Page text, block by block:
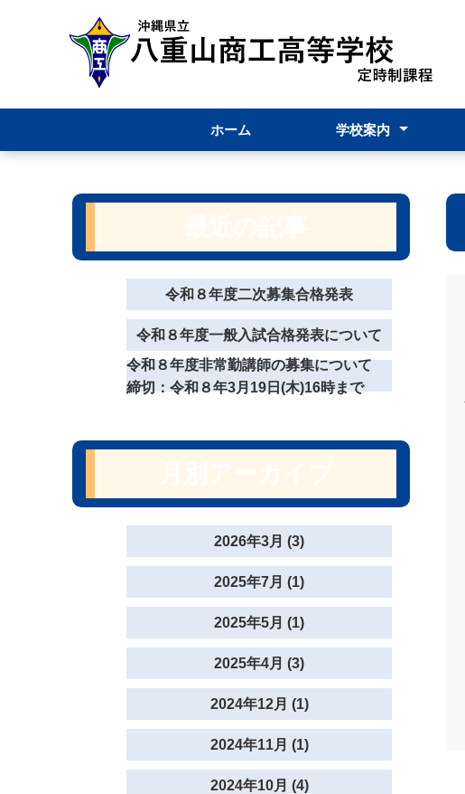
ホーム 学校案内
令和８年度二次募集合格発表
令和８年度一般入試合格発表について
令和８年度非常勤講師の募集について
締切：令和８年3月19日(木)16時まで
2026年3月 (3)
2025年7月 (1)
2025年5月 (1)
2025年4月 (3)
2024年12月 (1)
2024年11月 (1)
2024年10月 (4)